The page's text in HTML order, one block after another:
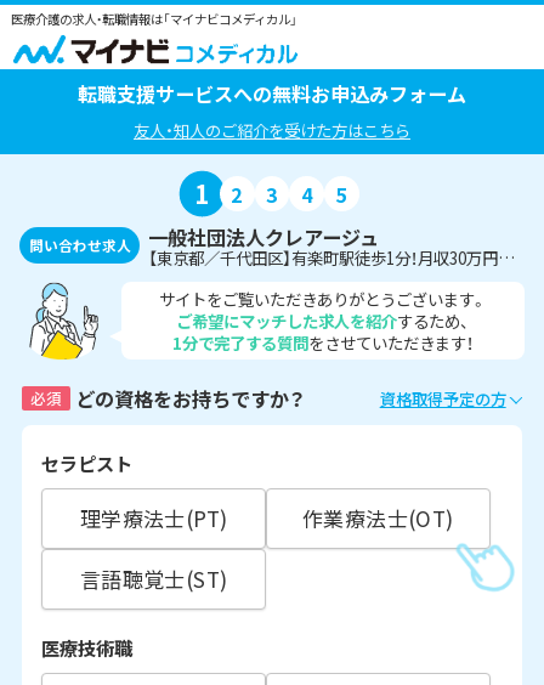
医療介護の求人・転職情報は「マイナビコメディカル」
転職支援サービスへの無料お申込みフォーム
友人・知人のご紹介を受けた方はこちら
1 2 3 4 5
問い合わせ求人 一般社団法人クレアージュ
【東京都／千代田区】有楽町駅徒歩1分！月収30万円～☆レディースドッククリニック＜臨床検査技師＞
サイトをご覧いただきありがとうございます。
ご希望にマッチした求人を紹介するため、
1分で完了する質問をさせていただきます！
必須 どの資格をお持ちですか？ 資格取得予定の方
セラピスト
理学療法士(PT)
作業療法士(OT)
言語聴覚士(ST)
医療技術職